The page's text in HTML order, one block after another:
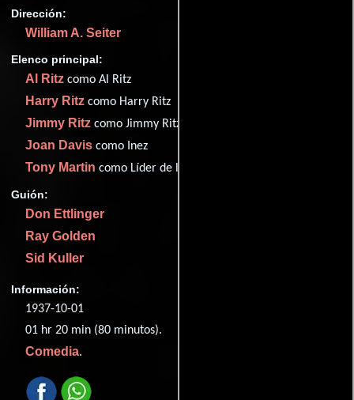
Dirección:
William A. Seiter
Elenco principal:
Al Ritz como Al Ritz
Harry Ritz como Harry Ritz
Jimmy Ritz como Jimmy Ritz
Joan Davis como Inez
Tony Martin como Líder de la banda
Guión:
Don Ettlinger
Ray Golden
Sid Kuller
Información:
1937-10-01
01 hr 20 min (80 minutos).
Comedia.